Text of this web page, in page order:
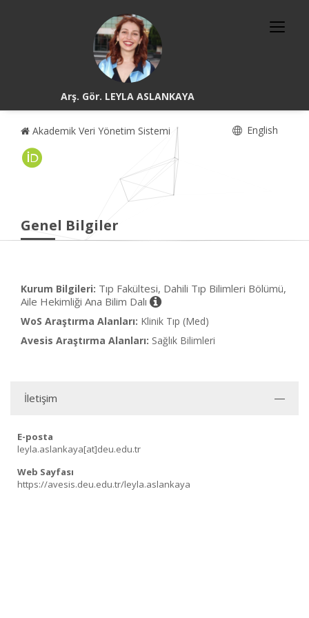
Arş. Gör. LEYLA ASLANKAYA
Akademik Veri Yönetim Sistemi English
Genel Bilgiler
Kurum Bilgileri: Tıp Fakültesi, Dahili Tıp Bilimleri Bölümü,
Aile Hekimliği Ana Bilim Dalı
WoS Araştırma Alanları: Klinik Tıp (Med)
Avesis Araştırma Alanları: Sağlık Bilimleri
İletişim
E-posta
leyla.aslankaya[at]deu.edu.tr
Web Sayfası
https://avesis.deu.edu.tr/leyla.aslankaya